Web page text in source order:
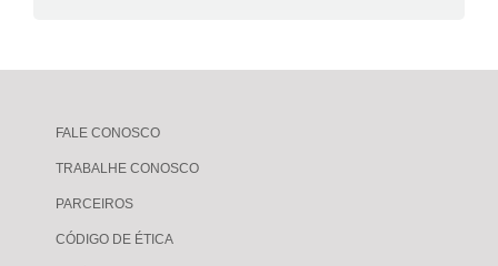
FALE CONOSCO
TRABALHE CONOSCO
PARCEIROS
CÓDIGO DE ÉTICA